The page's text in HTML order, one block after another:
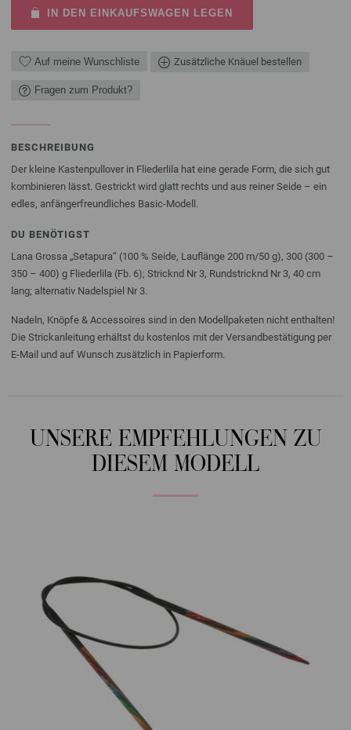
IN DEN EINKAUFSWAGEN LEGEN
Auf meine Wunschliste Zusätzliche Knäuel bestellen
Fragen zum Produkt?
BESCHREIBUNG
Der kleine Kastenpullover in Fliederlila hat eine gerade Form, die sich gut
kombinieren lässt. Gestrickt wird glatt rechts und aus reiner Seide – ein
edles, anfängerfreundliches Basic-Modell.
DU BENÖTIGST
Lana Grossa „Setapura“ (100 % Seide, Lauflänge 200 m/50 g), 300 (300 –
350 – 400) g Fliederlila (Fb. 6); Stricknd Nr 3, Rundstricknd Nr 3, 40 cm
lang; alternativ Nadelspiel Nr 3.
Nadeln, Knöpfe & Accessoires sind in den Modellpaketen nicht enthalten!
Die Strickanleitung erhältst du kostenlos mit der Versandbestätigung per
E-Mail und auf Wunsch zusätzlich in Papierform.
UNSERE EMPFEHLUNGEN ZU
DIESEM MODELL